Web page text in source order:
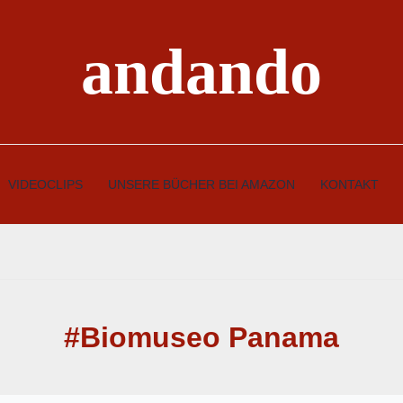
andando
VIDEOCLIPS UNSERE BÜCHER BEI AMAZON KONTAKT
#Biomuseo Panama